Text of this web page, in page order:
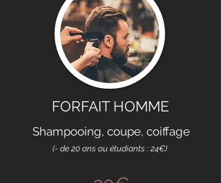
FORFAIT HOMME
Shampooing, coupe, coiffage
(- de 20 ans ou étudiants : 24€)